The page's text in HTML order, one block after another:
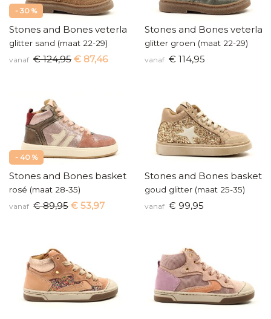
- 30 %
Stones and Bones veterlaarsje
glitter sand (maat 22-29)
vanaf € 124,95 € 87,46
Stones and Bones
glitter groen (maat 22-29)
vanaf € 114,95
- 40 %
Stones and Bones basketters
rosé (maat 28-35)
vanaf € 89,95 € 53,97
Stones and Bones
goud glitter (maat 25-35)
vanaf € 99,95